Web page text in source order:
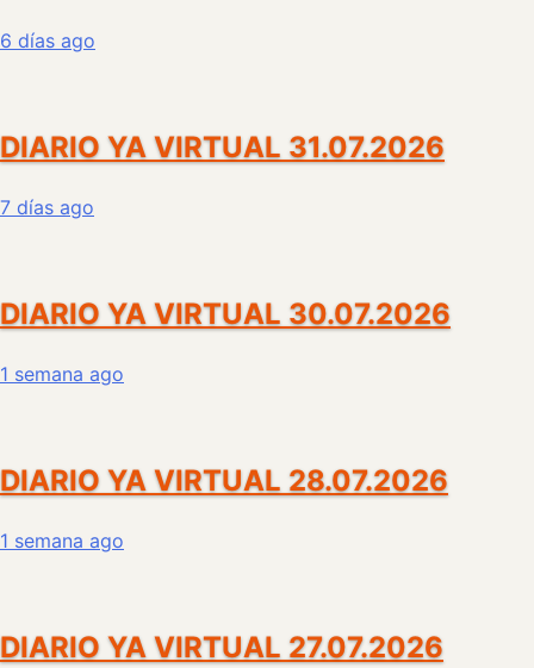
6 días ago
DIARIO YA VIRTUAL 31.07.2026
7 días ago
DIARIO YA VIRTUAL 30.07.2026
1 semana ago
DIARIO YA VIRTUAL 28.07.2026
1 semana ago
DIARIO YA VIRTUAL 27.07.2026